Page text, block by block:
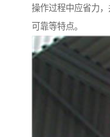
操作过程中应省力
可靠等特点。